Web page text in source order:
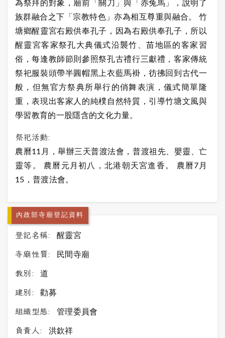
為祭拜的對象，廟前「關刀」與「赤兔馬」，說明了
族群融合之下「宗教特色」亦為相互尊重與融合。 竹
塘鄉醒靈宮右殿供奉孔子，因為右殿供奉孔子，所以
醒靈宮客家祭孔大典儀式沿襲竹、苗地區的客家習
俗，每逢教師節則參照祭孔古禮行三獻禮，客家傳統
祭祀服裝頭帶半圓帽黑上衣藍馬褂，彷彿回到古代一
般，但無官方祭典所舉行的俏舞表演，儀式簡單隆
重，表現出客家人的純樸自然特質，引導竹塘文風與
學習教育的一股隱含的文化力量。
祭祀活動:
農曆11月，舉辦三天普渡法會，普渡祖先、嬰靈、亡
靈等。 農曆元月初八，北港朝天宮進香。 農曆7月
15，普渡法會。
內政部寺廟登記資料
登記名稱: 醒靈宮
寺廟性質: 民間寺廟
教別: 道
建別: 勸募
組織型態: 管理委員會
負責人: 洪欽祥